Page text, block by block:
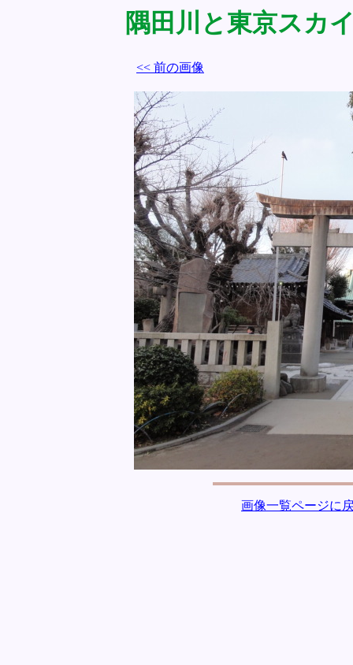
隅田川と東京スカ
<< 前の画像
画像一覧ページに